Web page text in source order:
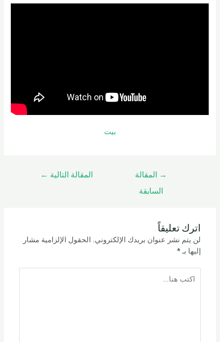
بيت
→
المقالة
السابقة
المقالة التالية ←
اترك تعليقاً
لن يتم نشر عنوان بريدك الإلكتروني. الحقول الإلزامية مشار
إليها بـ*
هنا...